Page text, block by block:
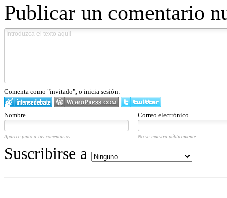
Publicar un comentario
Comenta como "invitado", o inicia sesión:
Nombre Correo electrónico
Aparece junto a tus comentarios. No se muestra públicamente.
Suscribirse a